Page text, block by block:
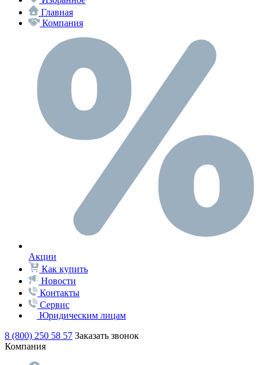
Главная
Компания
Акции
Как купить
Новости
Контакты
Сервис
Юридическим лицам
8 (800) 250 58 57 Заказать звонок
Компания